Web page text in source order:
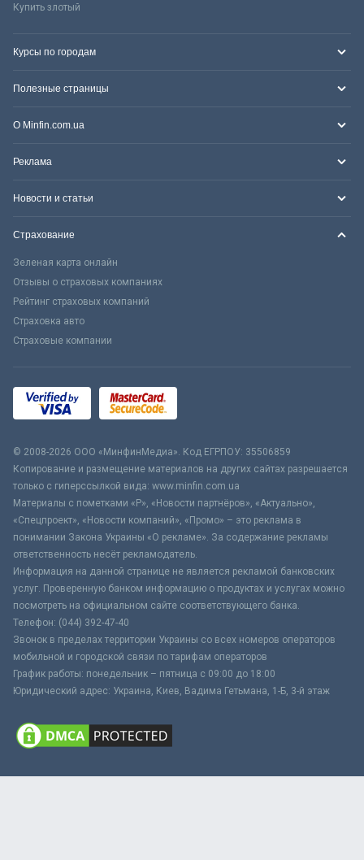
Купить злотый
Курсы по городам
Полезные страницы
О Minfin.com.ua
Реклама
Новости и статьи
Страхование
Зеленая карта онлайн
Отзывы о страховых компаниях
Рейтинг страховых компаний
Страховка авто
Страховые компании
© 2008-2026 ООО «МинфинМедиа». Код ЕГРПОУ: 35506859
Копирование и размещение материалов на других сайтах разрешается
только с гиперссылкой вида: www.minfin.com.ua
Материалы с пометками «Р», «Новости партнёров», «Актуально»,
«Спецпроект», «Новости компаний», «Промо» – это реклама в
понимании Закона Украины «О рекламе». За содержание рекламы
ответственность несёт рекламодатель.
Информация на данной странице не является рекламой банковских
услуг. Проверенную банком информацию о продуктах и услугах можно
посмотреть на официальном сайте соответствующего банка.
Телефон: (044) 392-47-40
Звонок в пределах территории Украины со всех номеров операторов
мобильной и городской связи по тарифам операторов
График работы: понедельник – пятница с 09:00 до 18:00
Юридический адрес: Украина, Киев, Вадима Гетьмана, 1-Б, 3-й этаж